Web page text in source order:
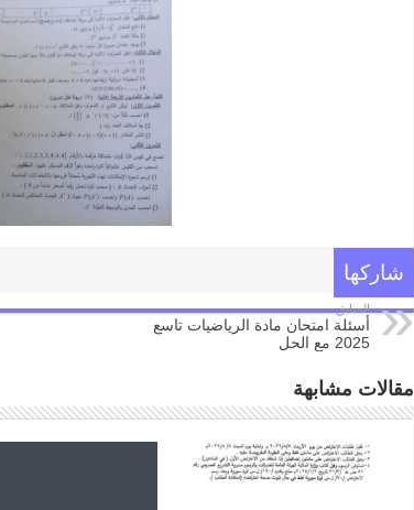
شاركها
السابق
أسئلة امتحان مادة الرياضيات تاسع
2025 مع الحل
مقالات مشابهة